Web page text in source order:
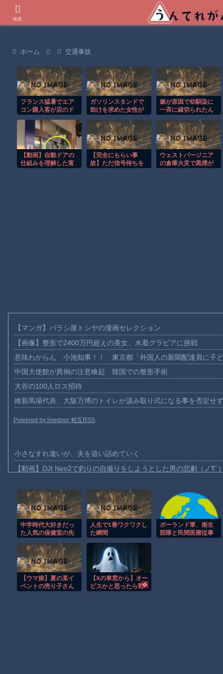
ホーム 交通事故
フランス猛暑でエア
コン購入客が店のド
ガソリンスタンドで
助けを求めた女性が
間！！
嫁が原因で幼馴染に
一斉に縁切られたん
くれ
【動画】自動ドアの
仕組みを理解した富
【完全にもらい事
故】ただ信号待ちを
ウェストバージニア
の倉庫火災で黒煙が
【マンガ】バラシ屋トシヤの漫画セレクション
【画像】整形で2400万円超えの美女、水着グラビアに挑戦
意味わからん 小池知事！！ 東京都「外国人の新聞配達員に子
中国大使館が異例の注意喚起 韓国での整形手術
大谷の100人ロス招待
維新馬場代表、大阪万博のトイレが汲み取り式になる事を否定せ
Powered by livedoor 相互RSS
小さなすれ違いが、夫を追い詰めていく
【動画】DJI Neo2で釣りの自撮りをしようとした男の悲劇（ノ∇`
お前らがメイドイン韓国で認めてるもの 「キムチ」あと3つは？
AmazonのアツさMax！心も踊る「マンガ毎週末セール（50%還
【動画】これはお見事。中国重慶市で珍しい事故が撮影される。
【動画】ロシア軍のドローンをネット発射装置で撃墜するウクラ
【動画】逃げる判断はやっ！埼玉でスマホ運転のプリウスに当て
渡邊渚さん「私がPTSDと診断された当時、世間はまだPTSDと
中学時代大好きだっ
た人気の保健室の先
で懲戒免職になって
いた衝撃
人生で1番ワクワクし
た瞬間
ポーランド軍、衛生
部隊と民間医療従事
【ウマ娘】夏の某イ
ベントの売り子さん
【Xの車窓から】オー
ビスかと思ったら野
検索